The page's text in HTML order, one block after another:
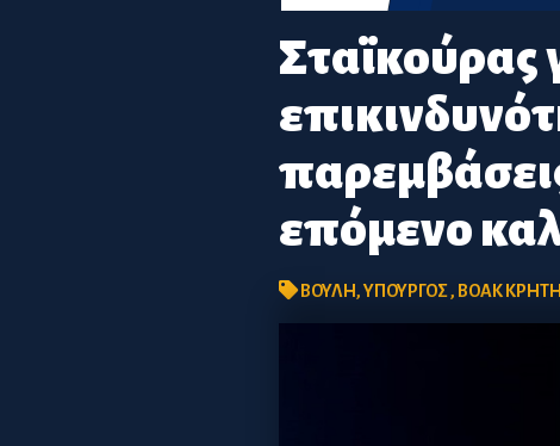
επόμενο
ΒΟΥΛΗ,ΥΠΟΥΡΓΟΣ, ΒΟΑΚ ΚΡΗΤΗ